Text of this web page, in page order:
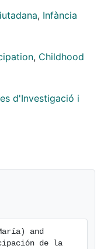
participación de
tanto
el
infantil. A lo
avanzar en el
en su
su inclusión en la
ofrece pautas
ellos en su
avanzados y se
para mejorar la
con los agentes
de
a la
, Infància
, Childhood
d'Investigació i
María) and
de la